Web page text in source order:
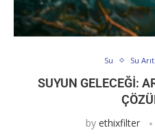
Su Su
SUYUN GELECEĞI:
by ethixfilter